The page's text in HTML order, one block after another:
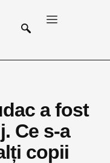
a fost
Ce s-a
copii